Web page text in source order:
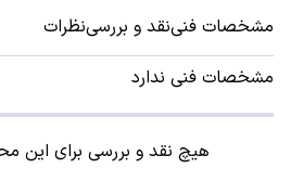
مشخصات فنینقد و بررسینظرات
مشخصات فنی ندارد
هیچ نقد و بررسی برای این